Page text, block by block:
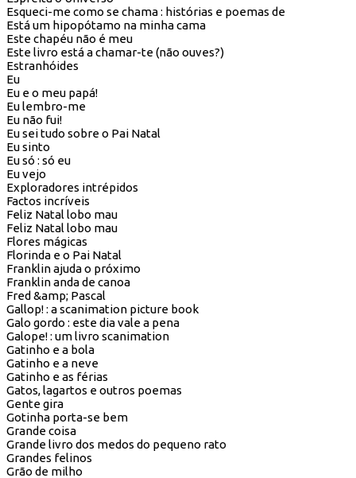
Esqueci-me como se chama : histórias e poemas de
Está um hipopótamo na minha cama
Este chapéu não é meu
Este livro está a chamar-te (não ouves?)
Estranhóides
Eu
Eu e o meu papá!
Eu lembro-me
Eu não fui!
Eu sei tudo sobre o Pai Natal
Eu sinto
Eu só : só eu
Eu vejo
Exploradores intrépidos
Factos incríveis
Feliz Natal lobo mau
Feliz Natal lobo mau
Flores mágicas
Florinda e o Pai Natal
Franklin ajuda o próximo
Franklin anda de canoa
Fred &amp; Pascal
Gallop! : a scanimation picture book
Galo gordo : este dia vale a pena
Galope! : um livro scanimation
Gatinho e a bola
Gatinho e a neve
Gatinho e as férias
Gatos, lagartos e outros poemas
Gente gira
Gotinha porta-se bem
Grande coisa
Grande livro dos medos do pequeno rato
Grandes felinos
Grão de milho